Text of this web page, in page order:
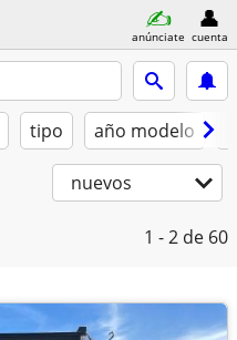
anúnciate cuenta
tipo año modelo
nuevos
1 - 2 de 60